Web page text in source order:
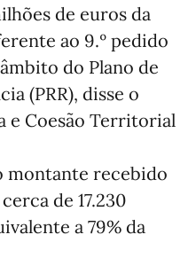
de euros da
ao 9.º pedido
do Plano de
(PRR), disse o
e Coesão Territorial
montante recebido
de 17.230
a 79% da